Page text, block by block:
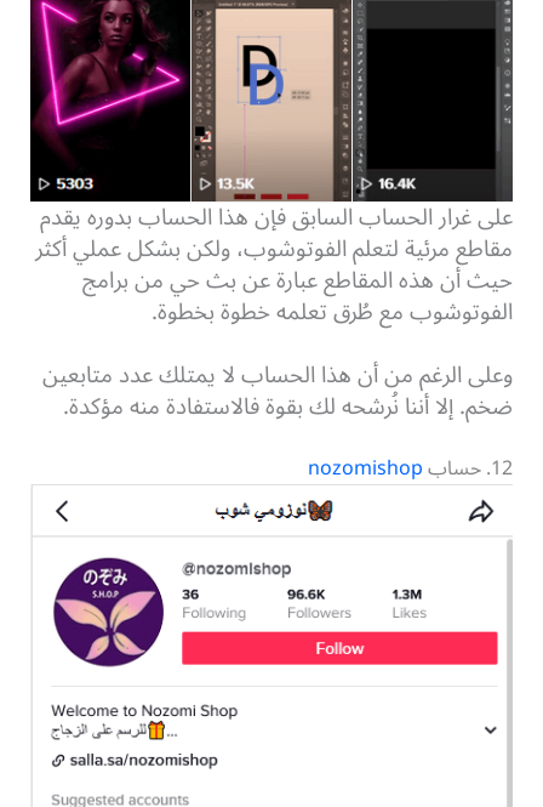
على غرار الحساب السابق فإن هذا الحساب بدوره يقدم
مقاطع مرئية لتعلم الفوتوشوب، ولكن بشكل عملي أكثر
حيث أن هذه المقاطع عبارة عن بث حي من برامج
الفوتوشوب مع طُرق تعلمه خطوة بخطوة.
وعلى الرغم من أن هذا الحساب لا يمتلك عدد متابعين
ضخم. إلا أننا نُرشحه لك بقوة فالاستفادة منه مؤكدة.
12. حساب nozomishop